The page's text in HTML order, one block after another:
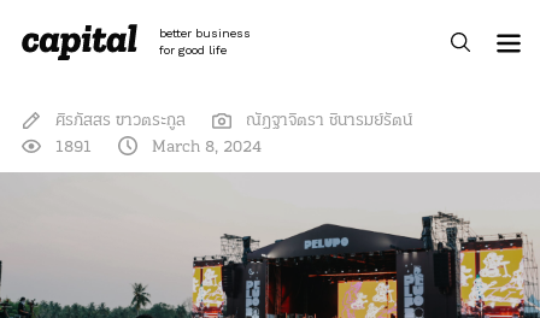
content
better business
for good life
ศิรภัสสร ขาวตระกูล
ณัฎฐาจิตรา ชินารมย์รัตน์
1891
March 8, 2024